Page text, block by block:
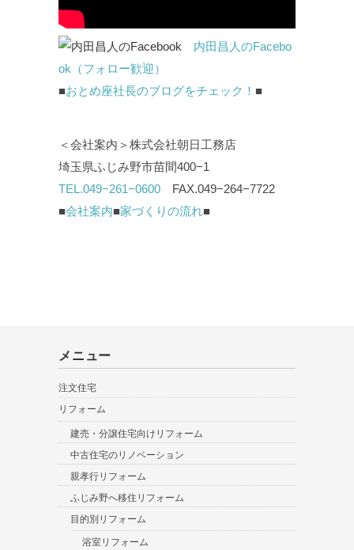
内田昌人のFacebo
ok（フォロー歓迎）
■おとめ座社長のブログをチェック！ ■
＜会社案内＞株式会社朝日工務店
埼玉県ふじみ野市苗間400−1
TEL.049−261−0600 FAX.049−264−7722
■会社案内■家づくりの流れ■
メニュー
注文住宅
リフォーム
建売・分譲住宅向けリフォーム
中古住宅のリノベーション
親孝行リフォーム
ふじみ野へ移住リフォーム
目的別リフォーム
浴室リフォーム